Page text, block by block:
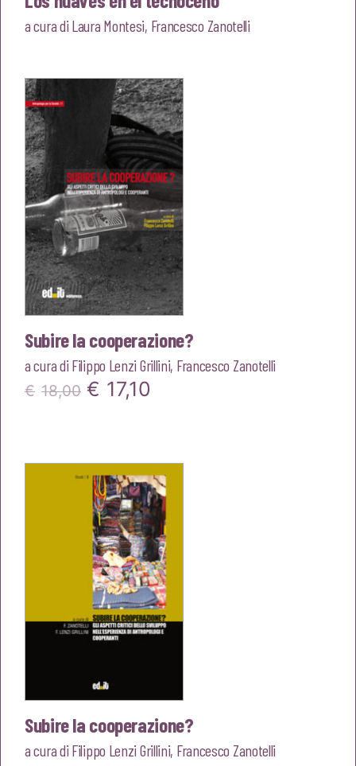
a cura di Laura Montesi, Francesco Zanotelli
Subire la cooperazione?
a cura di Filippo Lenzi Grillini, Francesco Zanotelli
€ 18,00 Il
era:
€18,00.
€ 17,10
è:
€17,10.
Subire la cooperazione?
a cura di Filippo Lenzi Grillini, Francesco Zanotelli